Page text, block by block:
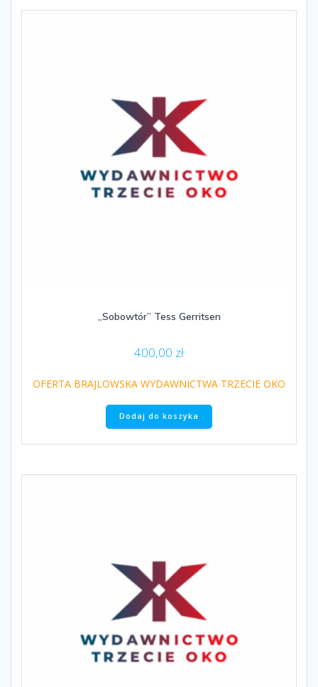
„Sobowtór” Tess Gerritsen
400,00 zł
OFERTA BRAJLOWSKA WYDAWNICTWA TRZECIE OKO
Dodaj do koszyka